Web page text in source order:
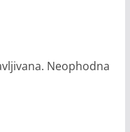
Neophodna